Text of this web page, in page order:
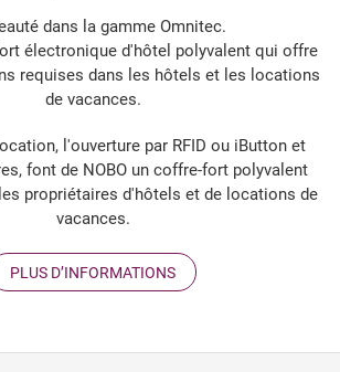
dans la gamme Omnitec.
électronique d'hôtel polyvalent qui offre
requises dans les hôtels et les locations
de vacances.
l'ouverture par RFID ou iButton et
font de NOBO un coffre-fort polyvalent
propriétaires d'hôtels et de locations de
vacances.
PLUS D’INFORMATIONS